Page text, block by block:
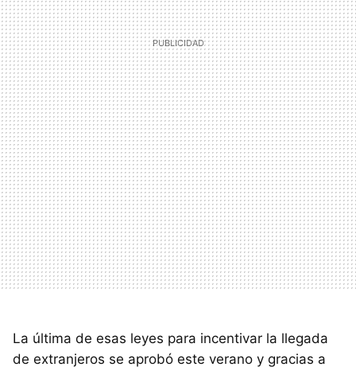
La última de esas leyes para incentivar la llegada
de extranjeros se aprobó este verano y gracias a